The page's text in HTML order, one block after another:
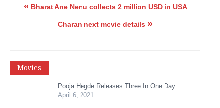
« Bharat Ane Nenu collects 2 million USD in USA
Charan next movie details »
Movies
Pooja Hegde Releases Three In One Day
April 6, 2021